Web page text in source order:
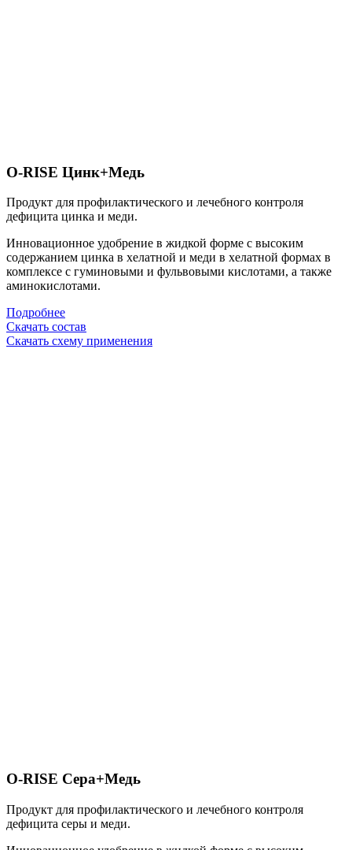
O-RISE Цинк+Медь
Продукт для профилактического и лечебного контроля
дефицита цинка и меди.
Инновационное удобрение в жидкой форме с высоким
содержанием цинка в хелатной и меди в хелатной формах в
комплексе с гуминовыми и фульвовыми кислотами, а также
аминокислотами.
Подробнее
Скачать состав
Скачать схему применения
O-RISE Сера+Медь
Продукт для профилактического и лечебного контроля
дефицита серы и меди.